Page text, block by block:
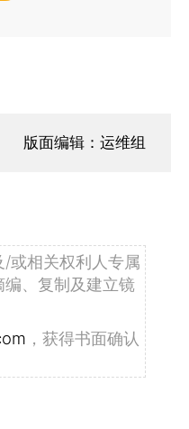
版面编辑：运维组
或相关权利人专属
、复制及建立镜
，获得书面确认